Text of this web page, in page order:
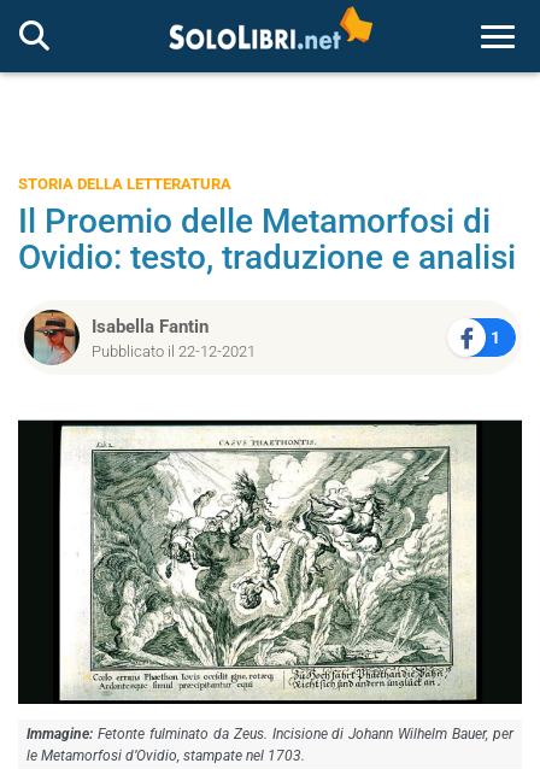
STORIA DELLA LETTERATURA
Il Proemio delle Metamorfosi di
Ovidio: testo, traduzione e analisi
Isabella Fantin
Pubblicato il 22-12-2021
1
Fetonte fulminato da Zeus. Incisione di Johann Wilhelm Bauer, per
le Metamorfosi d’Ovidio, stampate nel 1703.